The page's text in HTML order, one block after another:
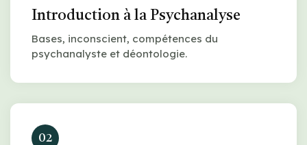
Introduction à la Psychanalyse
Bases, inconscient, compétences du
psychanalyste et déontologie.
02